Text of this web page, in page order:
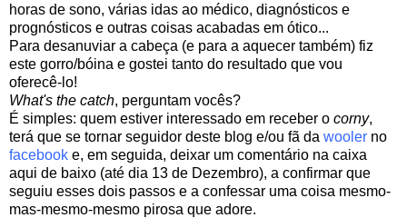
horas de sono, várias idas ao médico, diagnósticos e
prognósticos e outras coisas acabadas em ótico...
Para desanuviar a cabeça (e para a aquecer também) fiz
este gorro/bóina e gostei tanto do resultado que vou
oferecê-lo!
What's the catch, perguntam vocês?
É simples: quem estiver interessado em receber o corny,
terá que se tornar seguidor deste blog e/ou fã da wooler no
facebook e, em seguida, deixar um comentário na caixa
aqui de baixo (até dia 13 de Dezembro), a confirmar que
seguiu esses dois passos e a confessar uma coisa mesmo-
mas-mesmo-mesmo pirosa que adore.